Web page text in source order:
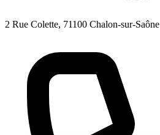
2 Rue Colette, 71100 Chalon-sur-Saône